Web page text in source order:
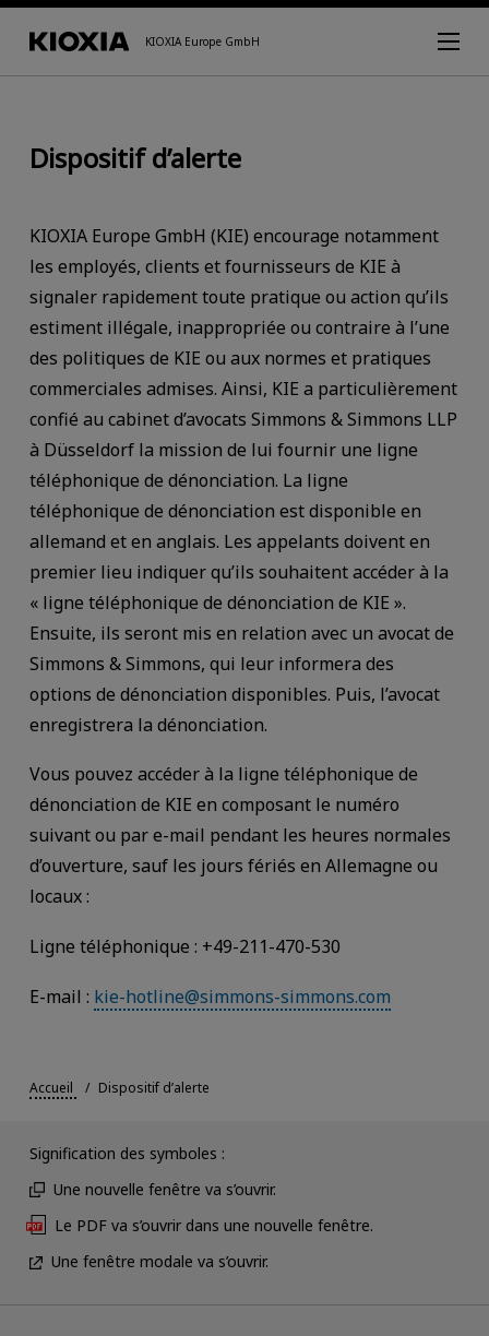
KIOXIA Europe GmbH
Dispositif d’alerte
KIOXIA Europe GmbH (KIE) encourage notamment
les employés, clients et fournisseurs de KIE à
signaler rapidement toute pratique ou action qu’ils
estiment illégale, inappropriée ou contraire à l’une
des politiques de KIE ou aux normes et pratiques
commerciales admises. Ainsi, KIE a particulièrement
confié au cabinet d’avocats Simmons & Simmons LLP
à Düsseldorf la mission de lui fournir une ligne
téléphonique de dénonciation. La ligne
téléphonique de dénonciation est disponible en
allemand et en anglais. Les appelants doivent en
premier lieu indiquer qu’ils souhaitent accéder à la
« ligne téléphonique de dénonciation de KIE ».
Ensuite, ils seront mis en relation avec un avocat de
Simmons & Simmons, qui leur informera des
options de dénonciation disponibles. Puis, l’avocat
enregistrera la dénonciation.
Vous pouvez accéder à la ligne téléphonique de
dénonciation de KIE en composant le numéro
suivant ou par e-mail pendant les heures normales
d’ouverture, sauf les jours fériés en Allemagne ou
locaux :
Ligne téléphonique : +49-211-470-530
E-mail : kie-hotline@simmons-simmons.com
Accueil Dispositif d’alerte
Signification des symboles :
Une nouvelle fenêtre va s’ouvrir.
Le PDF va s’ouvrir dans une nouvelle fenêtre.
Une fenêtre modale va s’ouvrir.